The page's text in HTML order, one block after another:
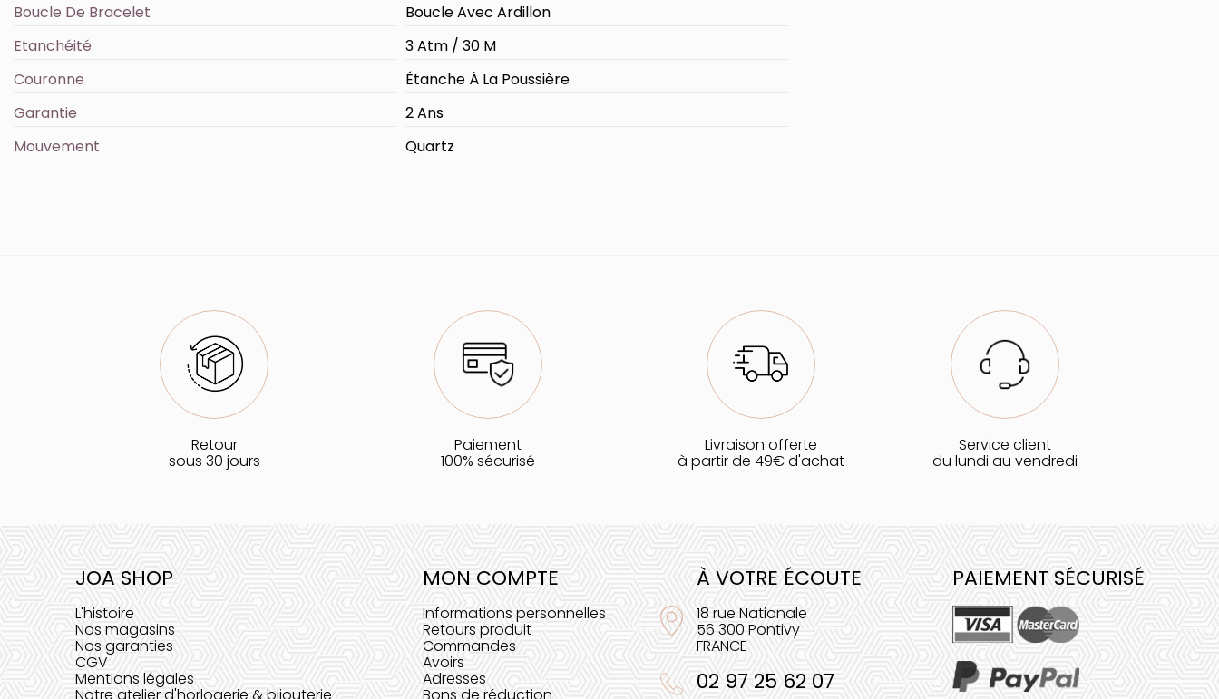
Boucle De Bracelet
Boucle Avec Ardillon
Etanchéité
3 Atm / 30 M
Couronne
Étanche À La Poussière
Garantie
2 Ans
Mouvement
Quartz
Retour
sous 30 jours
Paiement
100% sécurisé
Livraison offerte
à partir de 49€ d'achat
Service client
du lundi au vendredi
JOA SHOP
L'histoire
Nos magasins
Nos garanties
CGV
Mentions légales
MON COMPTE
Informations personnelles
Retours produit
Commandes
Avoirs
Adresses
À VOTRE ÉCOUTE
18 rue Nationale
56 300 Pontivy
FRANCE
02 97 25 62 07
PAIEMENT SÉCURISÉ